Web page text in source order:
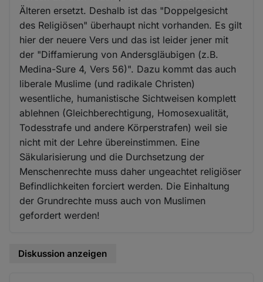
Älteren ersetzt. Deshalb ist das "Doppelgesicht
des Religiösen" überhaupt nicht vorhanden. Es gilt
hier der neuere Vers und das ist leider jener mit
der "Diffamierung von Andersgläubigen (z.B.
Medina-Sure 4, Vers 56)". Dazu kommt das auch
liberale Muslime (und radikale Christen)
wesentliche, humanistische Sichtweisen komplett
ablehnen (Gleichberechtigung, Homosexualität,
Todesstrafe und andere Körperstrafen) weil sie
nicht mit der Lehre übereinstimmen. Eine
Säkularisierung und die Durchsetzung der
Menschenrechte muss daher ungeachtet religiöser
Befindlichkeiten forciert werden. Die Einhaltung
der Grundrechte muss auch von Muslimen
gefordert werden!
Diskussion anzeigen